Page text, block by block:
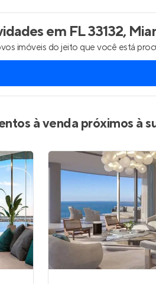
em FL 33132,
imóveis do jeito que você está
à venda próximos à